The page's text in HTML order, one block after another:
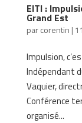
EITI :
Grand Est
parcorentin |
Impulsion,
Indépendant
Vaquier,
Conférence
organisé...